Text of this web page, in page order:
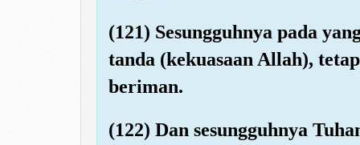
(121) Sesungguhnya pada
tanda (kekuasaan Allah),
beriman.
(122) Dan sesungguhnya